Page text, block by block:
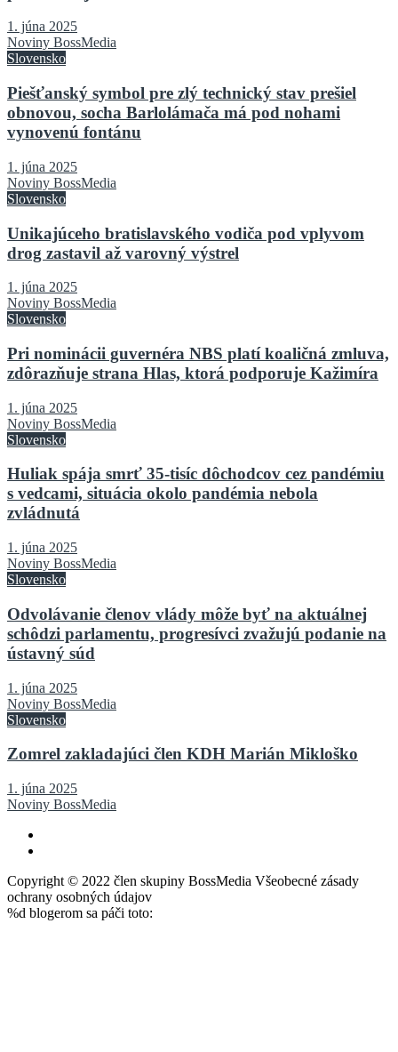
1. júna 2025
Noviny BossMedia
Slovensko
Piešťanský symbol pre zlý technický stav prešiel
obnovou, socha Barlolámača má pod nohami
vynovenú fontánu
1. júna 2025
Noviny BossMedia
Slovensko
Unikajúceho bratislavského vodiča pod vplyvom
drog zastavil až varovný výstrel
1. júna 2025
Noviny BossMedia
Slovensko
Pri nominácii guvernéra NBS platí koaličná zmluva,
zdôrazňuje strana Hlas, ktorá podporuje Kažimíra
1. júna 2025
Noviny BossMedia
Slovensko
Huliak spája smrť 35-tisíc dôchodcov cez pandémiu
s vedcami, situácia okolo pandémia nebola
zvládnutá
1. júna 2025
Noviny BossMedia
Slovensko
Odvolávanie členov vlády môže byť na aktuálnej
schôdzi parlamentu, progresívci zvažujú podanie na
ústavný súd
1. júna 2025
Noviny BossMedia
Slovensko
Zomrel zakladajúci člen KDH Marián Mikloško
1. júna 2025
Noviny BossMedia
Copyright © 2022 člen skupiny BossMedia Všeobecné zásady
ochrany osobných údajov
%d blogerom sa páči toto: